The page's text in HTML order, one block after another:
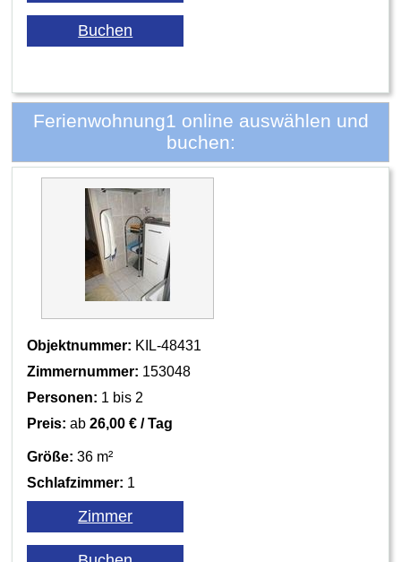
Ferienwohnung1 online auswählen und
buchen:
Objektnummer: KIL-48431
Zimmernummer: 153048
Personen: 1 bis 2
Preis: ab26,00 € / Tag
Größe: 36 m²
Schlafzimmer: 1